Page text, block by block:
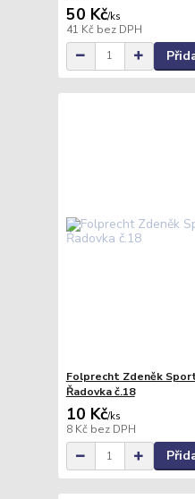
50 Kč/ks
41 Kč bez DPH
Folprecht Zdeněk
Řadovka č.18
10 Kč/ks
8 Kč bez DPH